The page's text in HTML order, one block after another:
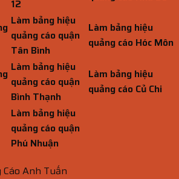
12
Làm bảng hiệu
quảng cáo quận
Tân Bình
Làm bảng hiệu
quảng cáo Hóc Môn
Làm bảng hiệu
quảng cáo quận
Bình Thạnh
Làm bảng hiệu
quảng cáo Củ Chi
Làm bảng hiệu
quảng cáo quận
Phú Nhuận
Anh Tuấn